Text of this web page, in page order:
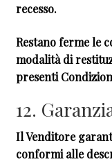
recesso.
Restano ferme le
modalità di
presenti
12.
Il Venditore
conformi alle